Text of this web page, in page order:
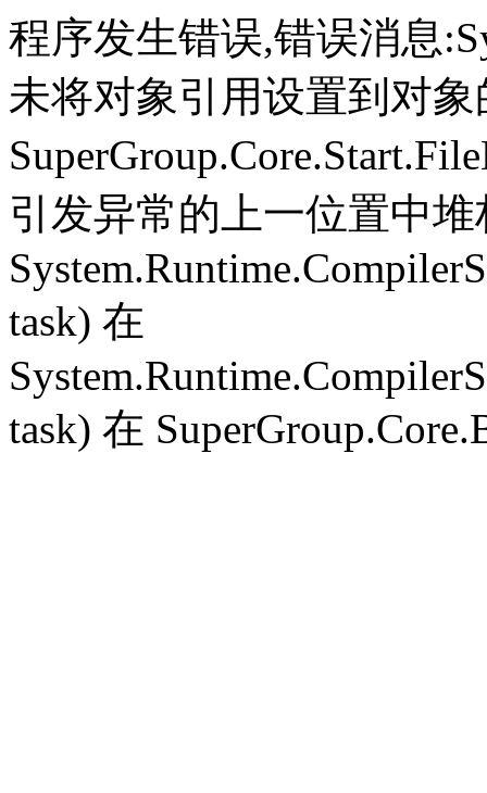
程序发生错误,错误消息
未将对象引用设置到对
引发异常的上一位置中
task) 在
task) 在